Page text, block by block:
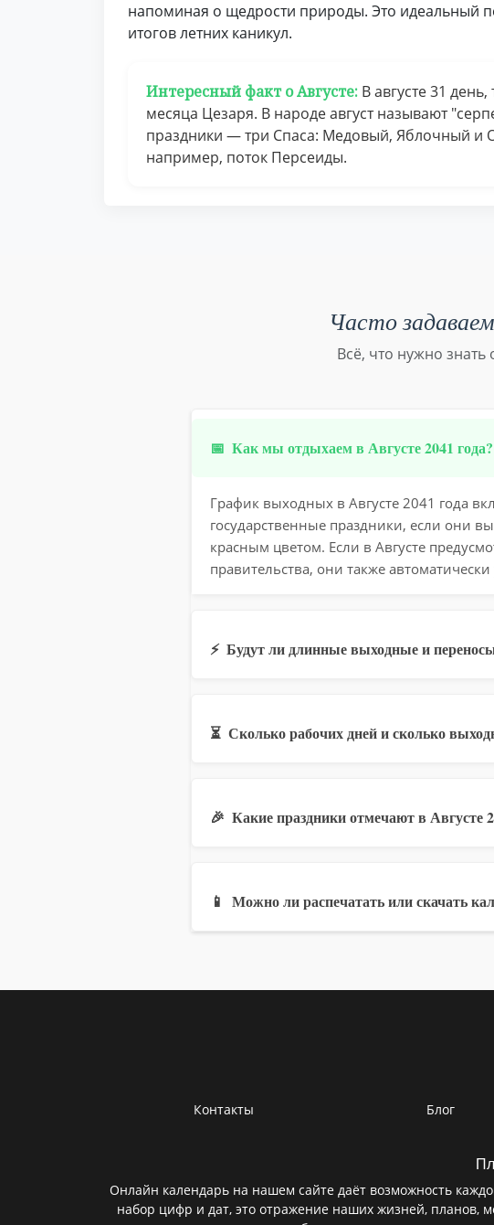
напоминая о щедрости природы. Это идеальный
итогов летних каникул.
Интересный факт о Августе: В августе 31
месяца Цезаря. В народе август называют
праздники — три Спаса: Медовый, Яблочный и
например, поток Персеиды.
Часто
Всё, что нужно знать
📅 Как мы отдыхаем в Августе 2041 года?
График выходных в Августе 2041 года
государственные праздники, если они
красным цветом. Если в Августе
правительства, они также
⚡ Будут ли длинные выходные и
⏳ Сколько рабочих дней и сколько
🎉 Какие праздники отмечают в Августе
📱 Можно ли распечатать или скачать
Контакты Блог
Онлайн календарь на нашем сайте даёт возможность
набор цифр и дат, это отражение наших жизней, планов,